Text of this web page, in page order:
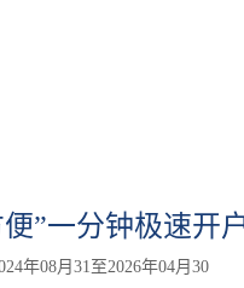
便”一分钟极速开
年08月31至2026年04月30